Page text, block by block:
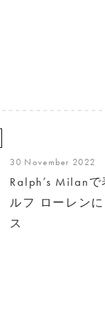
30 November 2022
Ralph’s Milan
ルフ ローレン
ス